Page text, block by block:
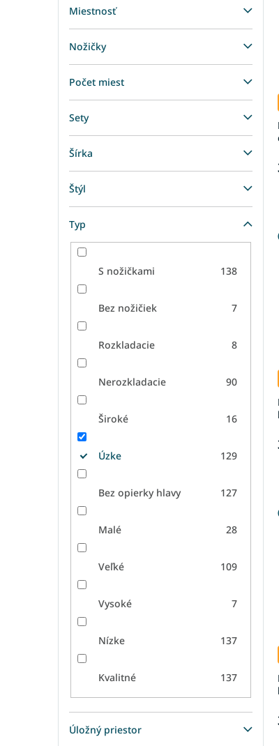
Miestnosť
Nožičky
Počet miest
Sety
Šírka
Štýl
Typ
S nožičkami 138
Bez nožičiek 7
Rozkladacie 8
Nerozkladacie 90
Široké 16
Úzke 129
Bez opierky hlavy 127
Malé 28
Veľké 109
Vysoké 7
Nízke 137
Kvalitné 137
Úložný priestor